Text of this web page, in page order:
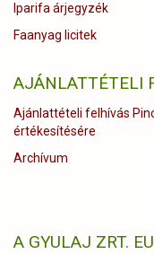
Iparifa árjegyzék
Faanyag licitek
AJÁNLATTÉTELI
Ajánlattételi felhívás
értékesítésére
Archívum
A GYULAJ ZRT.